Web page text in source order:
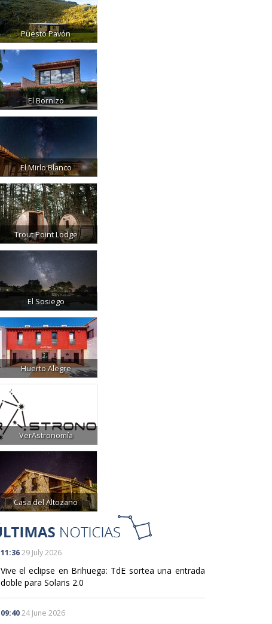
Puesto Pavón
El Bornizo
El Mirlo Blanco
Trout Point Lodge
El Sosiego
Huerto Alegre
VerAstronomía
Casa del Altozano
11:36 29 July 2026
Vive el eclipse en Brihuega: TdE sortea una entrada
doble para Solaris 2.0
09:40 24 June 2026